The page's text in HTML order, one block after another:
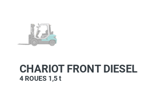
CHARIOT FRONT DIESEL
4 ROUES 1,5 t